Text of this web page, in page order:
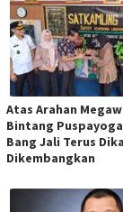
Atas Arahan
Bintang
Bang Jali Terus
Dikembangkan